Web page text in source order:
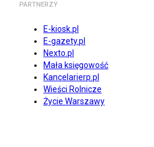
PARTNERZY
E-kiosk.pl
E-gazety.pl
Nexto.pl
Mała księgowość
Kancelarierp.pl
Wieści Rolnicze
Życie Warszawy